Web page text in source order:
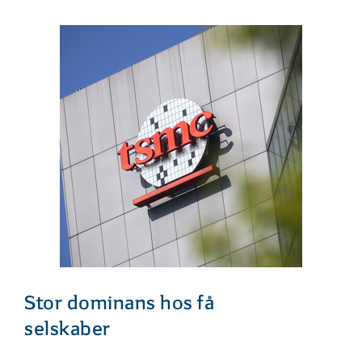
Stor dominans hos få
selskaber